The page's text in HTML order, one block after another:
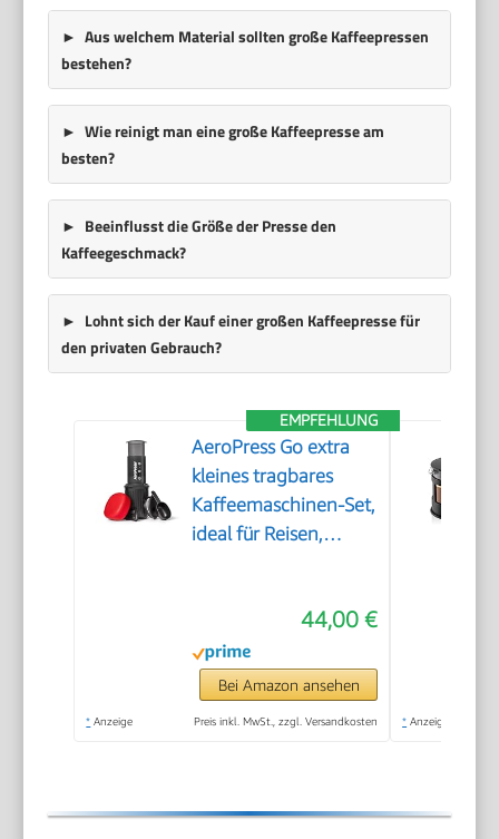
Aus welchem Material sollten große Kaffeepressen
bestehen?
Wie reinigt man eine große Kaffeepresse am
besten?
Beeinflusst die Größe der Presse den
Kaffeegeschmack?
Lohnt sich der Kauf einer großen Kaffeepresse für
den privaten Gebrauch?
EMPFEHLUNG
AeroPress Go extra
kleines tragbares
Kaffeemaschinen-Set,
ideal für Reisen,
Press, manuelle
Espresso- & Pour-
Over-
Kaffeemaschine, 2
44,00 €
Bei Amazon ansehen
* Anzeige Preis inkl. MwSt., zzgl. Versandkosten * Anzeige